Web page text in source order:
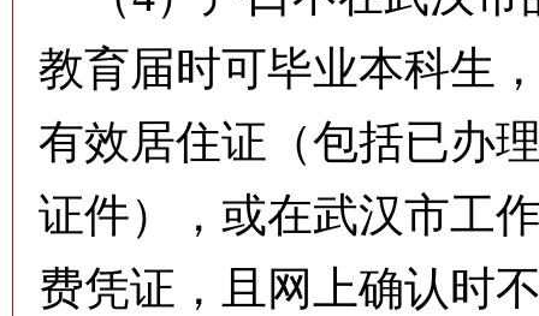
教育届时可毕业本科生
有效居住证（包括已办
证件），或在武汉市工
费凭证，且网上确认时